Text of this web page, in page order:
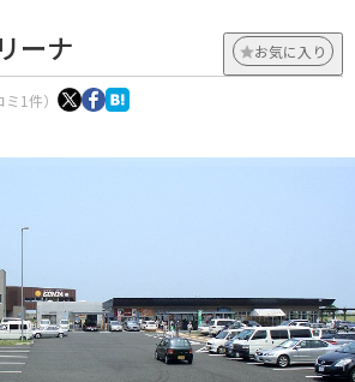
ーナ お気に入り
ミ1件）